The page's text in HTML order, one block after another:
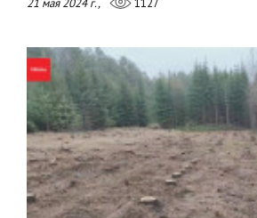
21 мая 2024 г., 1127